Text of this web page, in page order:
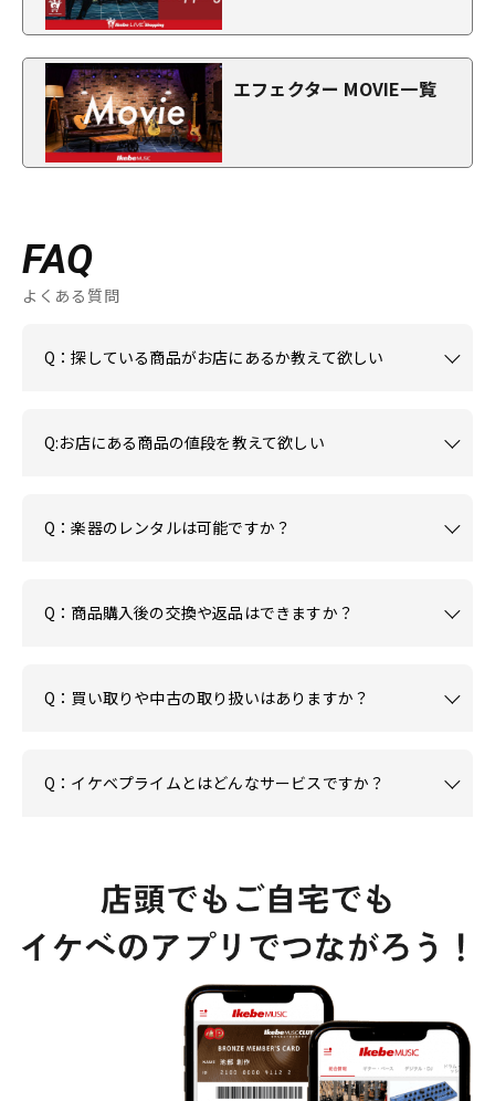
エフェクター MOVIE一覧
FAQ
よくある質問
Q：探している商品がお店にあるか教えて欲しい
Q:お店にある商品の値段を教えて欲しい
Q：楽器のレンタルは可能ですか？
Q：商品購入後の交換や返品はできますか？
Q：買い取りや中古の取り扱いはありますか？
Q：イケベプライムとはどんなサービスですか？